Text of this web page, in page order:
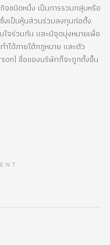
จชนิดหนึ่ง เป็นการรวมกลุ่มหรือ
เป็นหุ้นส่วนร่วมลงทุนก่อตั้ง
จร่วมกัน และมีจุดมุ่งหมายเพื่อ
ำได้ภายใต้กฎหมาย และตัว
ชื่อของบริษัทก็จะถูกตั้งขึ้น